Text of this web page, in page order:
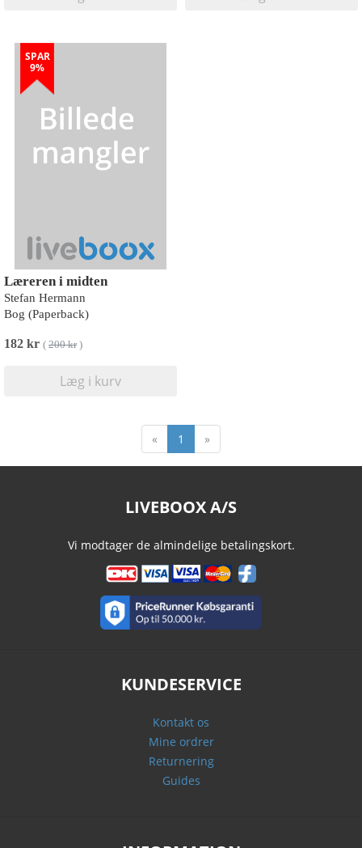
SPAR
9%
Læreren i midten
Stefan Hermann
Bog (Paperback)
182 kr ( 200 kr)
Læg i kurv
« 1 »
LIVEBOOX A/S
Vi modtager de almindelige betalingskort.
KUNDESERVICE
Kontakt os
Mine ordrer
Returnering
Guides